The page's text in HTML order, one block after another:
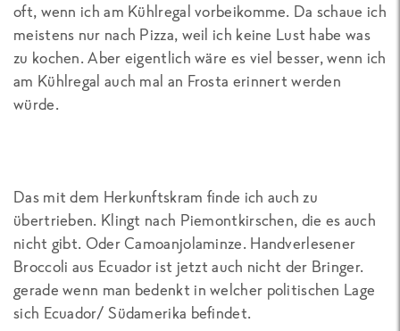
oft, wenn ich am Kühlregal vorbeikomme. Da schaue ich
meistens nur nach Pizza, weil ich keine Lust habe was
zu kochen. Aber eigentlich wäre es viel besser, wenn ich
am Kühlregal auch mal an Frosta erinnert werden
würde.
Das mit dem Herkunftskram finde ich auch zu
übertrieben. Klingt nach Piemontkirschen, die es auch
nicht gibt. Oder Camoanjolaminze. Handverlesener
Broccoli aus Ecuador ist jetzt auch nicht der Bringer.
gerade wenn man bedenkt in welcher politischen Lage
sich Ecuador/ Südamerika befindet.